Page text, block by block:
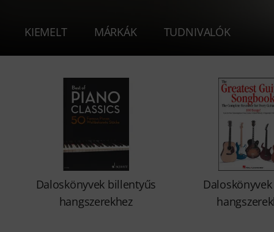
KIEMELT MÁRKÁK TUDNIVALÓK
Daloskönyvek billentyűs
hangszerekhez